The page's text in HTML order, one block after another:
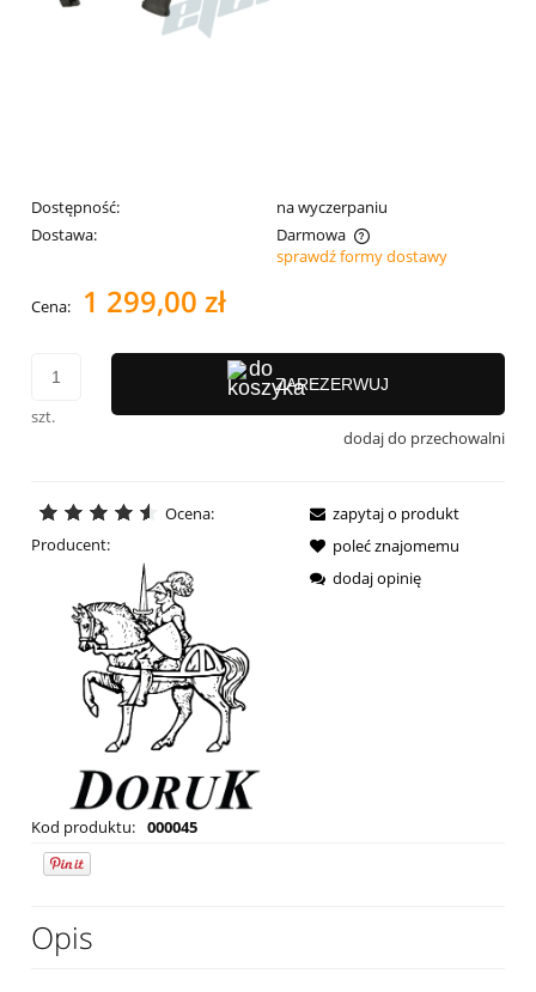
Dostępność:
na wyczerpaniu
Dostawa:
Darmowa
Cena nie zawiera ewentualnych kosztów płatności
sprawdź formy dostawy
Cena: 1 299,00 zł
szt.
ZAREZERWUJ
dodaj do przechowalni
Ocena:
Producent:
Kod produktu: 000045
zapytaj o produkt
poleć znajomemu
dodaj opinię
Opis